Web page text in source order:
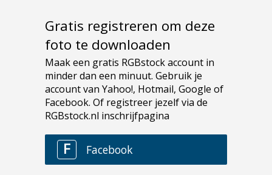
Gratis registreren om deze
foto te downloaden